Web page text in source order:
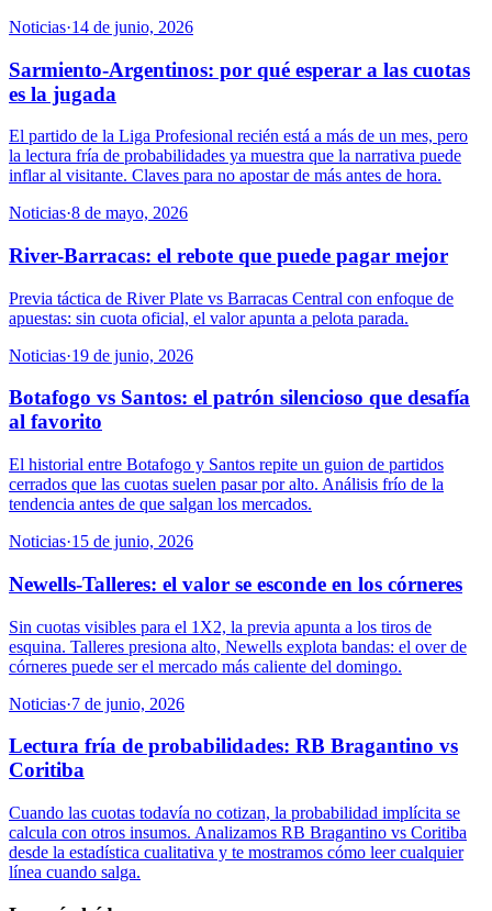
Noticias·14 de junio, 2026
Sarmiento-Argentinos: por qué esperar a las cuotas
es la jugada
El partido de la Liga Profesional recién está a más de un mes, pero
la lectura fría de probabilidades ya muestra que la narrativa puede
inflar al visitante. Claves para no apostar de más antes de hora.
Noticias·8 de mayo, 2026
River-Barracas: el rebote que puede pagar mejor
Previa táctica de River Plate vs Barracas Central con enfoque de
apuestas: sin cuota oficial, el valor apunta a pelota parada.
Noticias·19 de junio, 2026
Botafogo vs Santos: el patrón silencioso que desafía
al favorito
El historial entre Botafogo y Santos repite un guion de partidos
cerrados que las cuotas suelen pasar por alto. Análisis frío de la
tendencia antes de que salgan los mercados.
Noticias·15 de junio, 2026
Newells-Talleres: el valor se esconde en los córneres
Sin cuotas visibles para el 1X2, la previa apunta a los tiros de
esquina. Talleres presiona alto, Newells explota bandas: el over de
córneres puede ser el mercado más caliente del domingo.
Noticias·7 de junio, 2026
Lectura fría de probabilidades: RB Bragantino vs
Coritiba
Cuando las cuotas todavía no cotizan, la probabilidad implícita se
calcula con otros insumos. Analizamos RB Bragantino vs Coritiba
desde la estadística cualitativa y te mostramos cómo leer cualquier
línea cuando salga.